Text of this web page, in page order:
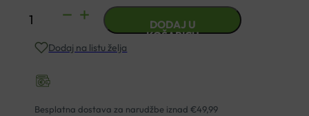
ORLIMAN
HALLUX
KOREKTOR
količina
DODAJ U
KOŠARICU
Dodaj na listu želja
Besplatna dostava za narudžbe iznad €49,99